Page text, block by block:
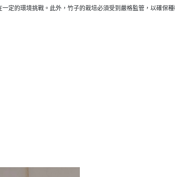
定的環境挑戰。此外，竹子的栽培必須受到嚴格監管，以確保